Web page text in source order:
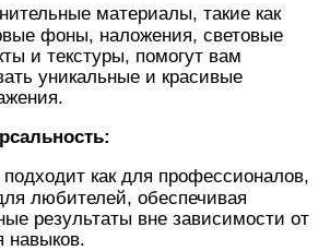
материалы, такие как
фоны, наложения, световые
и текстуры, помогут вам
уникальные и красивые
как для профессионалов,
любителей, обеспечивая
результаты вне зависимости от
навыков.